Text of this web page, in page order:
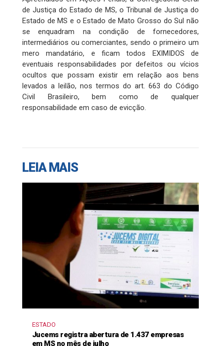
de Justiça do Estado de MS, o Tribunal de Justiça do
Estado de MS e o Estado de Mato Grosso do Sul não
se enquadram na condição de fornecedores,
intermediários ou comerciantes, sendo o primeiro um
mero mandatário, e ficam todos EXIMIDOS de
eventuais responsabilidades por defeitos ou vícios
ocultos que possam existir em relação aos bens
levados a leilão, nos termos do art. 663 do Código
Civil Brasileiro, bem como de qualquer
responsabilidade em caso de evicção.
LEIA MAIS
ESTADO
Jucems registra abertura de 1.437 empresas
em MS no mês de julho